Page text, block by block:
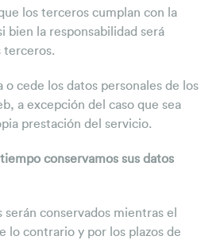
los terceros cumplan con la
bien la responsabilidad será
terceros.
o cede los datos personales de los
a excepción del caso que sea
prestación del servicio.
conservamos sus datos
serán conservados mientras el
lo contrario y por los plazos de